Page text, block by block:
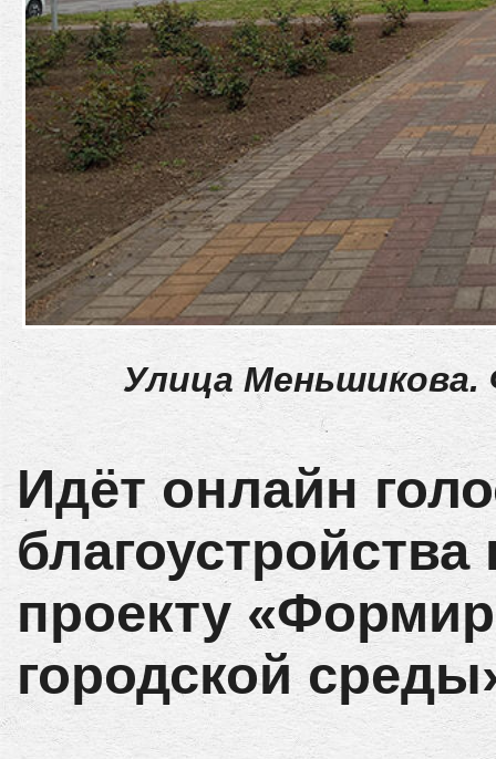
Улица
Идёт онлайн
проекту
городской